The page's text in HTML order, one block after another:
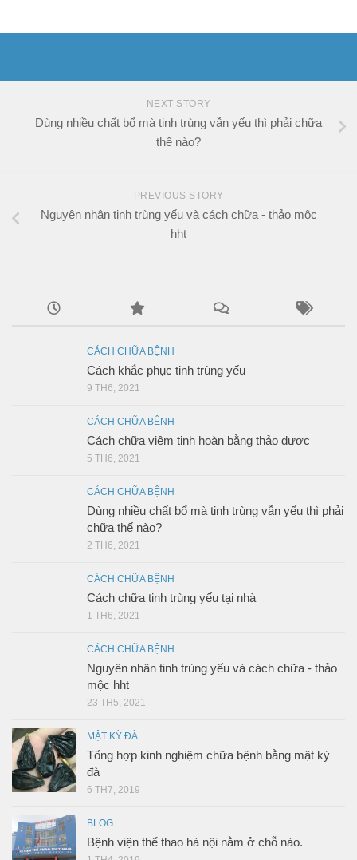
NEXT STORY
Dùng nhiều chất bổ mà tinh trùng vẫn yếu thì phải chữa
thế nào?
PREVIOUS STORY
Nguyên nhân tinh trùng yếu và cách chữa - thảo mộc
hht
CÁCH CHỮA BỆNH
Cách khắc phục tinh trùng yếu
9 TH6, 2021
CÁCH CHỮA BỆNH
Cách chữa viêm tinh hoàn bằng thảo dược
5 TH6, 2021
CÁCH CHỮA BỆNH
Dùng nhiều chất bổ mà tinh trùng vẫn yếu thì phải
chữa thế nào?
2 TH6, 2021
CÁCH CHỮA BỆNH
Cách chữa tinh trùng yếu tại nhà
1 TH6, 2021
CÁCH CHỮA BỆNH
Nguyên nhân tinh trùng yếu và cách chữa - thảo
mộc hht
23 TH5, 2021
MẬT KỲ ĐÀ
Tổng hợp kinh nghiệm chữa bệnh bằng mật kỳ
đà
6 TH7, 2019
BLOG
Bệnh viện thể thao hà nội nằm ở chỗ nào.